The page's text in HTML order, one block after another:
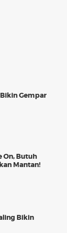
Gempar
On, Butuh
Mantan!
Bikin